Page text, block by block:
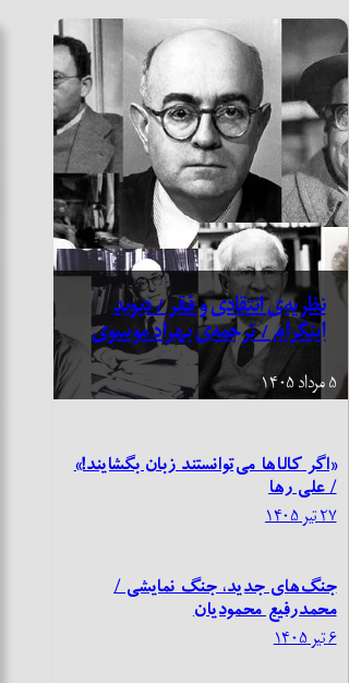
نظریه‌ی انتقادی و فقر / دیوید
اینگرام / ترجمه‌ی بهراد موسوی
۵ مرداد ۱۴۰۵
«اگر کالاها می‌توانستند زبان بگشایند!»
/ علی رها
۲۷ تیر ۱۴۰۵
جنگ‌های جدید، جنگ نمایشی /
محمدرفیع محمودیان
۶ تیر ۱۴۰۵